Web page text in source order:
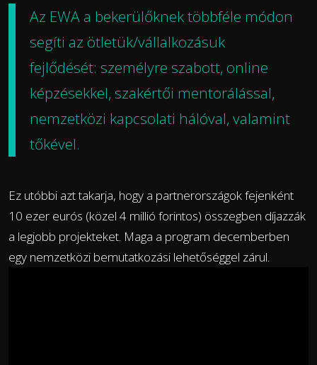
Az EWA a bekerülőknek többféle módon
segíti az ötletük/vállalkozásuk
fejlődését: személyre szabott, online
képzésekkel, szakértői mentorálással,
nemzetközi kapcsolati hálóval, valamint
tőkével.
Ez utóbbi azt takarja, hogy a partnerországok fejenként
10 ezer eurós (közel 4 millió forintos) összegben díjazzák
a legjobb projekteket. Maga a program decemberben
egy nemzetközi bemutatkozási lehetőséggel zárul.